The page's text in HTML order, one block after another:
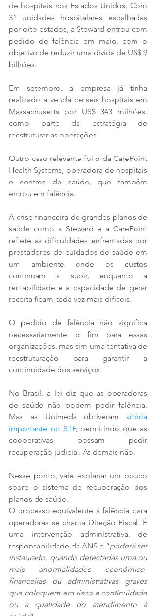
de hospitais nos Estados Unidos. Com
31 unidades hospitalares espalhadas
por oito estados, a Steward entrou com
pedido de falência em maio, com o
objetivo de reduzir uma dívida de US$ 9
bilhões.
Em setembro, a empresa já tinha
realizado a venda de seis hospitais em
Massachusetts por US$ 343 milhões,
como parte da estratégia de
reestruturar as operações.
Outro caso relevante foi o da CarePoint
Health Systems, operadora de hospitais
e centros de saúde, que também
entrou em falência.
A crise financeira de grandes planos de
saúde como a Steward e a CarePoint
reflete as dificuldades enfrentadas por
prestadores de cuidados de saúde em
um ambiente onde os custos
continuam a subir, enquanto a
rentabilidade e a capacidade de gerar
receita ficam cada vez mais difíceis.
O pedido de falência não significa
necessariamente o fim para essas
organizações, mas sim uma tentativa de
reestruturação para garantir a
continuidade dos serviços.
No Brasil, a lei diz que as operadoras
de saúde não podem pedir falência.
Mas as Unimeds obtiveram vitória
importante no STF, permitindo que as
cooperativas possam pedir
recuperação judicial. As demais não.
Nesse ponto, vale explanar um pouco
sobre o sistema de recuperação dos
planos de saúde.
O processo equivalente à falência para
operadoras se chama Direção Fiscal. É
uma intervenção administrativa, de
responsabilidade da ANS e “poderá ser
instaurado, quando detectadas uma ou
mais anormalidades econômico-
financeiras ou administrativas graves
que coloquem em risco a continuidade
ou a qualidade do atendimento à